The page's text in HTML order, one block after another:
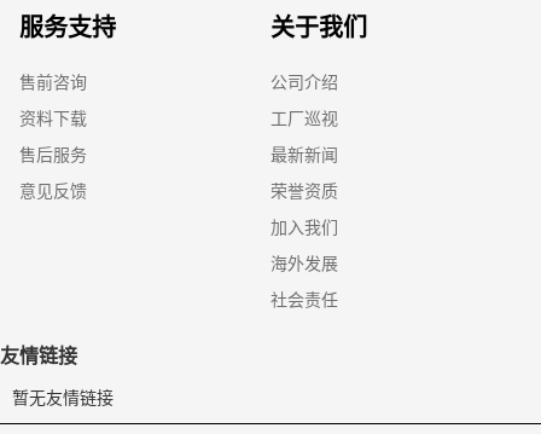
服务支持
售前咨询
资料下载
售后服务
意见反馈
关于我们
公司介绍
工厂巡视
最新新闻
荣誉资质
加入我们
海外发展
社会责任
友情链接
暂无友情链接